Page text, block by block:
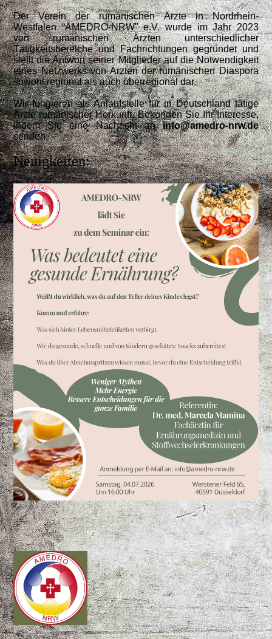
Der Verein der rumänischen Ärzte in Nordrhein-
Westfalen “AMEDRO-NRW" e.V. wurde im Jahr 2023
von rumänischen Ärzten unterschiedlicher
Tätigkeitsbereiche und Fachrichtungen gegründet und
stelltdie Antwort seiner Mitglieder auf die Notwendigkeit
eines Netzwerks von Ärzten der rumänischen Diaspora
sowohl regional als auch überregional dar.
Wir fungieren als Anlaufstelle für in Deutschland tätige
Ärzte rumänischer Herkunft. Bekunden Sie Ihr Interesse,
indem Sie eine Nachricht aninfo@amedro-nrw.de
senden.
Neuigkeiten: